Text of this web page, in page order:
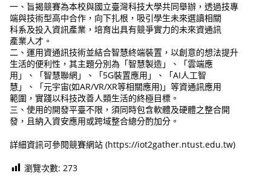
一、旨揭競賽為本校與國立臺灣科技大學共同舉辦，透過技專
端與技術型高中合作，向下扎根，吸引學生未來選讀相關
科系及投入資訊產業，培育出具有競爭實力的未來資通訊
產業人才。
二、運用資通訊技術並結合智慧終端裝置，以創意的想法提升
生活的便利性，其主題分別為「智慧製造」、「雲端應
用」、「智慧聯網」、「5G裝置應用」、「AI人工智
慧」、「元宇宙(如AR/VR/XR等相關應用)」等資通訊應用
範圍，實踐以科技改善人類生活的終極目標。
三、使用的開發平臺不限，須同時包含軟體及硬體之整合開
發，且納入資安應用或跨域整合總分酌加分。
詳細資訊可參閱競賽網站 (https://iot2gather.ntust.edu.tw)
瀏覽次數: 273